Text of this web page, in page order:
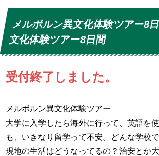
メルボルン異文化体験ツアー8
文化体験ツアー8日間
受付終了しました。
メルボルン異文化体験ツアー
大学に入学したら海外に行って、英語を
も、いきなり留学って不安。どんな学校
現地の生活はどうなってるの？治安とか